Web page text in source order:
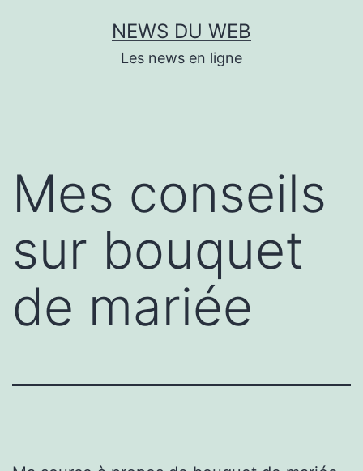
NEWS DU WEB
Les news en ligne
Mes conseils
sur bouquet
de mariée